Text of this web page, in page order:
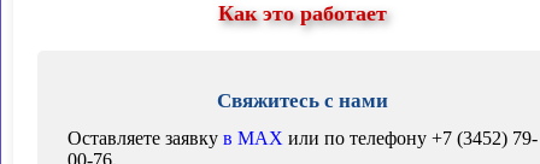
Как это работает
Свяжитесь с нами
Оставляете заявку в MAX или по телефону +7 (3452) 79-
00-76.